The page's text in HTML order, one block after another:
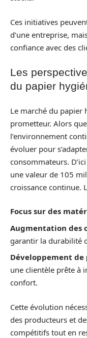
Ces initiatives
d’une entreprise,
confiance avec des
Les
du papier
Le marché du papier
prometteur. Alors
l’environnement
évoluer pour
consommateurs.
une valeur de 105
croissance continue.
Focus sur des
Augmentation des
garantir la durabilité
Développement
une clientèle prête à
confort.
Cette évolution
des producteurs et
compétitifs tout en